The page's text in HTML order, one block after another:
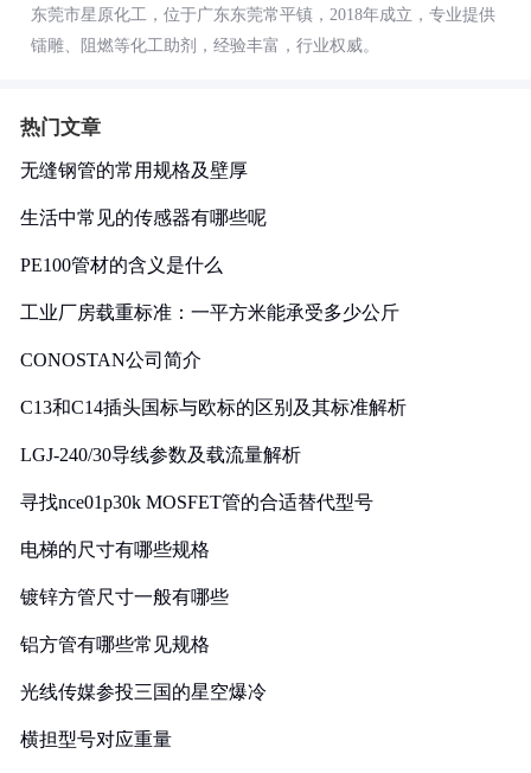
东莞市星原化工，位于广东东莞常平镇，2018年成立，专业提供
镭雕、阻燃等化工助剂，经验丰富，行业权威。
热门文章
无缝钢管的常用规格及壁厚
生活中常见的传感器有哪些呢
PE100管材的含义是什么
工业厂房载重标准：一平方米能承受多少公斤
CONOSTAN公司简介
C13和C14插头国标与欧标的区别及其标准解析
LGJ-240/30导线参数及载流量解析
寻找nce01p30k MOSFET管的合适替代型号
电梯的尺寸有哪些规格
镀锌方管尺寸一般有哪些
铝方管有哪些常见规格
光线传媒参投三国的星空爆冷
横担型号对应重量